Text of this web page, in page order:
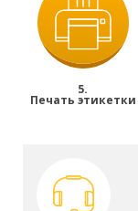
5.
Печать этикетки